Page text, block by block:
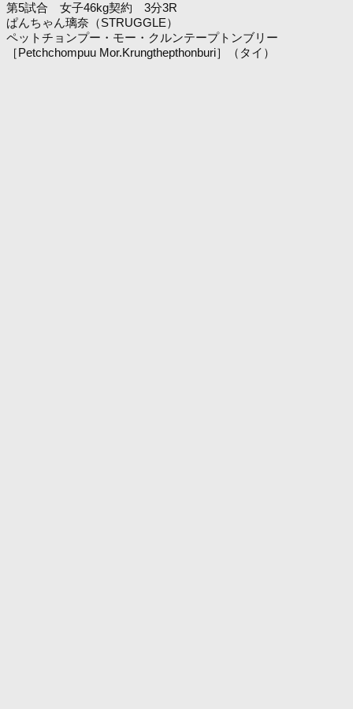
第5試合 女子46kg契約 3分3R
ぱんちゃん璃奈（STRUGGLE）
ペットチョンプー・モー・クルンテープトンブリー
［Petchchompuu Mor.Krungthepthonburi］（タイ）